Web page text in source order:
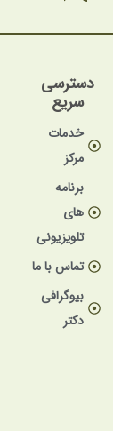
دسترسی
سریع
خدمات
مرکز
های
تلویزیونی
تماس با ما
بیوگرافی
دکتر